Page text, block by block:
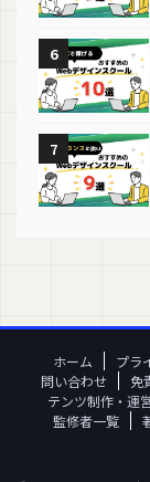
6
7
ホーム プラ
問い合わせ
免
テンツ制作・運
監修者一覧